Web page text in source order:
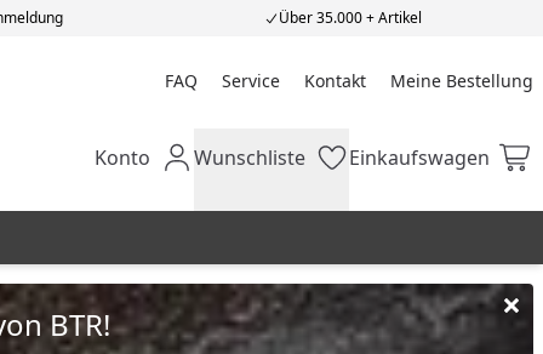
Über 35.000 + Artikel
FAQ Service Kontakt Meine Bestellung
Meine Bestellung
Mein Konto
Konto Wunschliste
Wunschliste Einkaufswagen
Einkaufswagen
BTR!